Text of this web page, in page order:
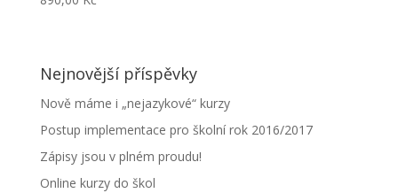
Nejnovější příspěvky
Nově máme i „nejazykové“ kurzy
Postup implementace pro školní rok 2016/2017
Zápisy jsou v plném proudu!
Online kurzy do škol